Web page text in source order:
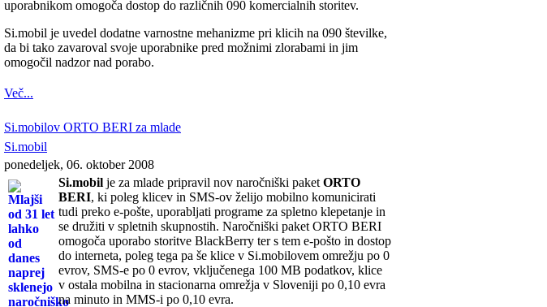
uporabnikom omogoča dostop do različnih 090 komercialnih storitev.
Si.mobil je uvedel dodatne varnostne mehanizme pri klicih na 090 številke,
da bi tako zavaroval svoje uporabnike pred možnimi zlorabami in jim
omogočil nadzor nad porabo.
Več...
Si.mobilov ORTO BERI za mlade
Si.mobil
ponedeljek, 06. oktober 2008
Si.mobil je za mlade pripravil nov naročniški paket ORTO
BERI, ki poleg klicev in SMS-ov želijo mobilno komunicirati
tudi preko e-pošte, uporabljati programe za spletno klepetanje in
se družiti v spletnih skupnostih. Naročniški paket ORTO BERI
omogoča uporabo storitve BlackBerry ter s tem e-pošto in dostop
do interneta, poleg tega pa še klice v Si.mobilovem omrežju po 0
evrov, SMS-e po 0 evrov, vključenega 100 MB podatkov, klice
v ostala mobilna in stacionarna omrežja v Sloveniji po 0,10 evra
na minuto in MMS-i po 0,10 evra.